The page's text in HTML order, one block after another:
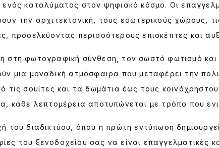
ενός καταλύματος στον ψηφιακό κόσμο. Οι
την αρχιτεκτονική, τους εσωτερικούς χώρους,
προσελκύοντας περισσότερους επισκέπτες και
στη φωτογραφική σύνθεση, τον σωστό φωτισμό και
μια μοναδική ατμόσφαιρα που μεταφέρει την
τις σουίτες και τα δωμάτια έως τους
κάθε λεπτομέρεια αποτυπώνεται με τρόπο που
του διαδικτύου, όπου η πρώτη εντύπωση
του ξενοδοχείου σας να είναι επαγγελματικές